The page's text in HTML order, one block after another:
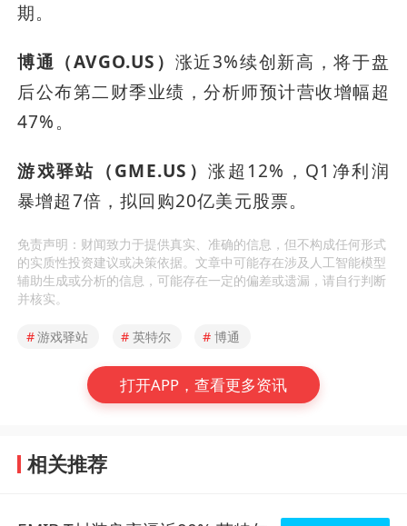
期。
博通（AVGO.US） 涨近3%续创新高，将于盘
后公布第二财季业绩，分析师预计营收增幅超
47%。
游戏驿站（GME.US）涨超12%，Q1净利润
暴增超7倍，拟回购20亿美元股票。
免责声明：财闻致力于提供真实、准确的信息，但不构成任何形式
的实质性投资建议或决策依据。文章中可能存在涉及人工智能模型
辅助生成或分析的信息，可能存在一定的偏差或遗漏，请自行判断
并核实。
#游戏驿站 # 英特尔 # 博通
打开APP，查看更多资讯
相关推荐